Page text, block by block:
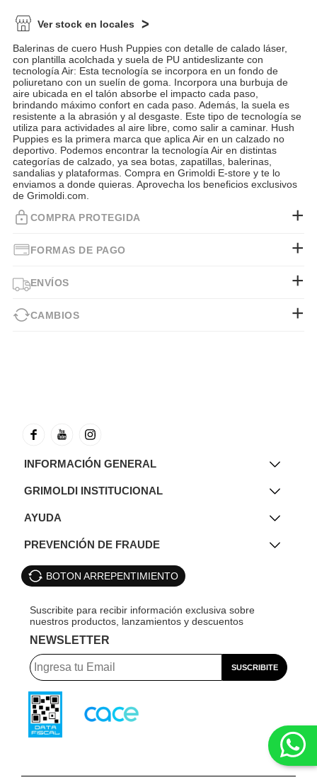
Ver stock en locales
Balerinas de cuero Hush Puppies con detalle de calado láser,
con plantilla acolchada y suela de PU antideslizante con
tecnología Air: Esta tecnología se incorpora en un fondo de
poliuretano con un suelín de goma. Incorpora una burbuja de
aire ubicada en el talón absorbe el impacto cada paso,
brindando máximo confort en cada paso. Además, la suela es
resistente a la abrasión y al desgaste. Este tipo de tecnología se
utiliza para actividades al aire libre, como salir a caminar. Hush
Puppies es la primera marca que aplica Air en un calzado no
deportivo. Podemos encontrar la tecnología Air en distintas
categorías de calzado, ya sea botas, zapatillas, balerinas,
sandalias y plataformas. Compra en Grimoldi E-store y te lo
enviamos a donde quieras. Aprovecha los beneficios exclusivos
de Grimoldi.com.
COMPRA PROTEGIDA
FORMAS DE PAGO
ENVÍOS
CAMBIOS
INFORMACIÓN GENERAL
GRIMOLDI INSTITUCIONAL
AYUDA
PREVENCIÓN DE FRAUDE
BOTON ARREPENTIMIENTO
NEWSLETTER